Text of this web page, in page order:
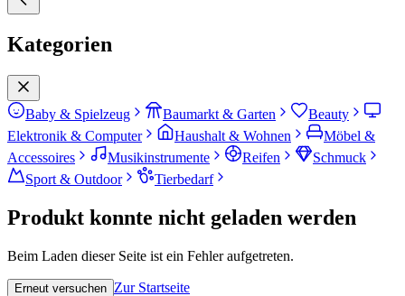
Kategorien
Baby & Spielzeug Baumarkt & Garten
Beauty
Elektronik & Computer
Haushalt & Wohnen
Möbel &
Accessoires
Musikinstrumente Reifen
Schmuck
Sport & Outdoor
Tierbedarf
Produkt konnte nicht geladen werden
Beim Laden dieser Seite ist ein Fehler aufgetreten.
Erneut versuchen Zur Startseite